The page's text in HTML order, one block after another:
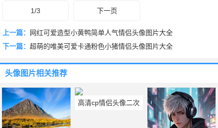
的头像，就上他多图www.taduo.net头像图片频道。
1/3 下一页
上一篇：
网红可爱造型小黄鸭简单人气情侣头像图片大全
下一篇： 超萌的唯美可爱卡通粉色小猪情侣头像图片大全
头像图片相关推荐
高清cp情侣头像二次